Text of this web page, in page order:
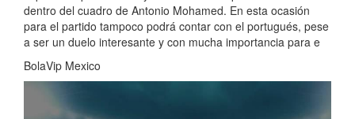
dentro del cuadro de Antonio Mohamed. En esta ocasión
para el partido tampoco podrá contar con el portugués, pese
a ser un duelo interesante y con mucha importancia para e
BolaVip Mexico